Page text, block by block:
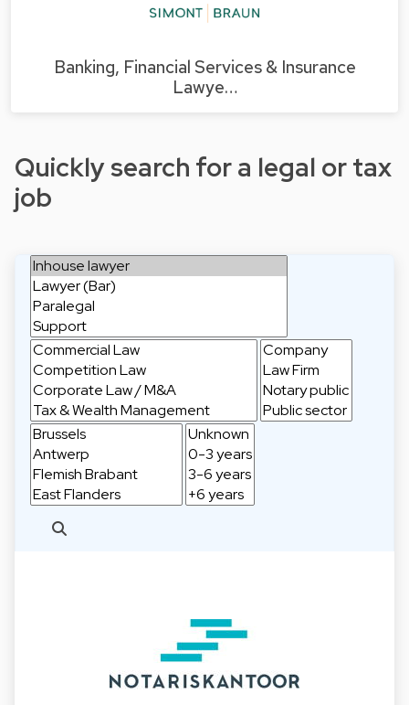
Banking, Financial Services & Insurance
Lawye…
Quickly search for a legal or tax
job